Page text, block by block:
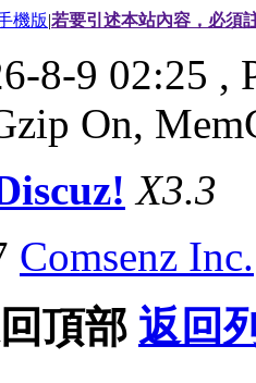
機版|若要引述本站內容，必須
8-9 02:25 ,
On,
X3.3
Comsenz Inc.
頂部 返回